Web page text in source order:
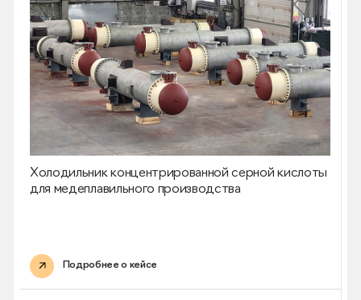
Холодильник концентрированной серной кислоты
для медеплавильного производства
Подробнее о кейсе